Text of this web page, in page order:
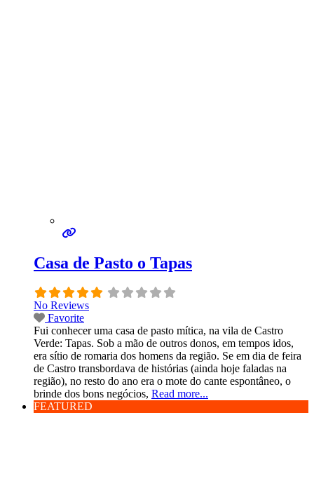
Casa de Pasto o Tapas
No Reviews
Favorite
Fui conhecer uma casa de pasto mítica, na vila de Castro
Verde: Tapas. Sob a mão de outros donos, em tempos idos,
era sítio de romaria dos homens da região. Se em dia de feira
de Castro transbordava de histórias (ainda hoje faladas na
região), no resto do ano era o mote do cante espontâneo, o
brinde dos bons negócios, Read more...
FEATURED